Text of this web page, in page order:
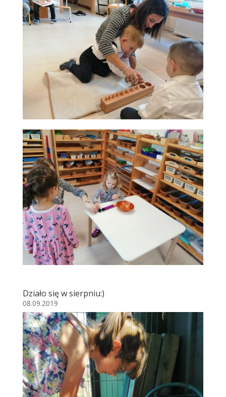
Działo się w sierpniu:)
08.09.2019